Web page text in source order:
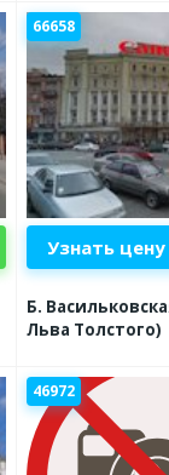
66658
Узнать цену
Б.
Льва Толстого)
46972